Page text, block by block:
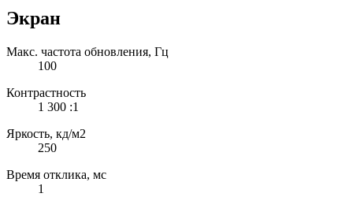
Экран
Макс. частота обновления, Гц
100
Контрастность
1 300 :1
Яркость, кд/м2
250
Время отклика, мс
1